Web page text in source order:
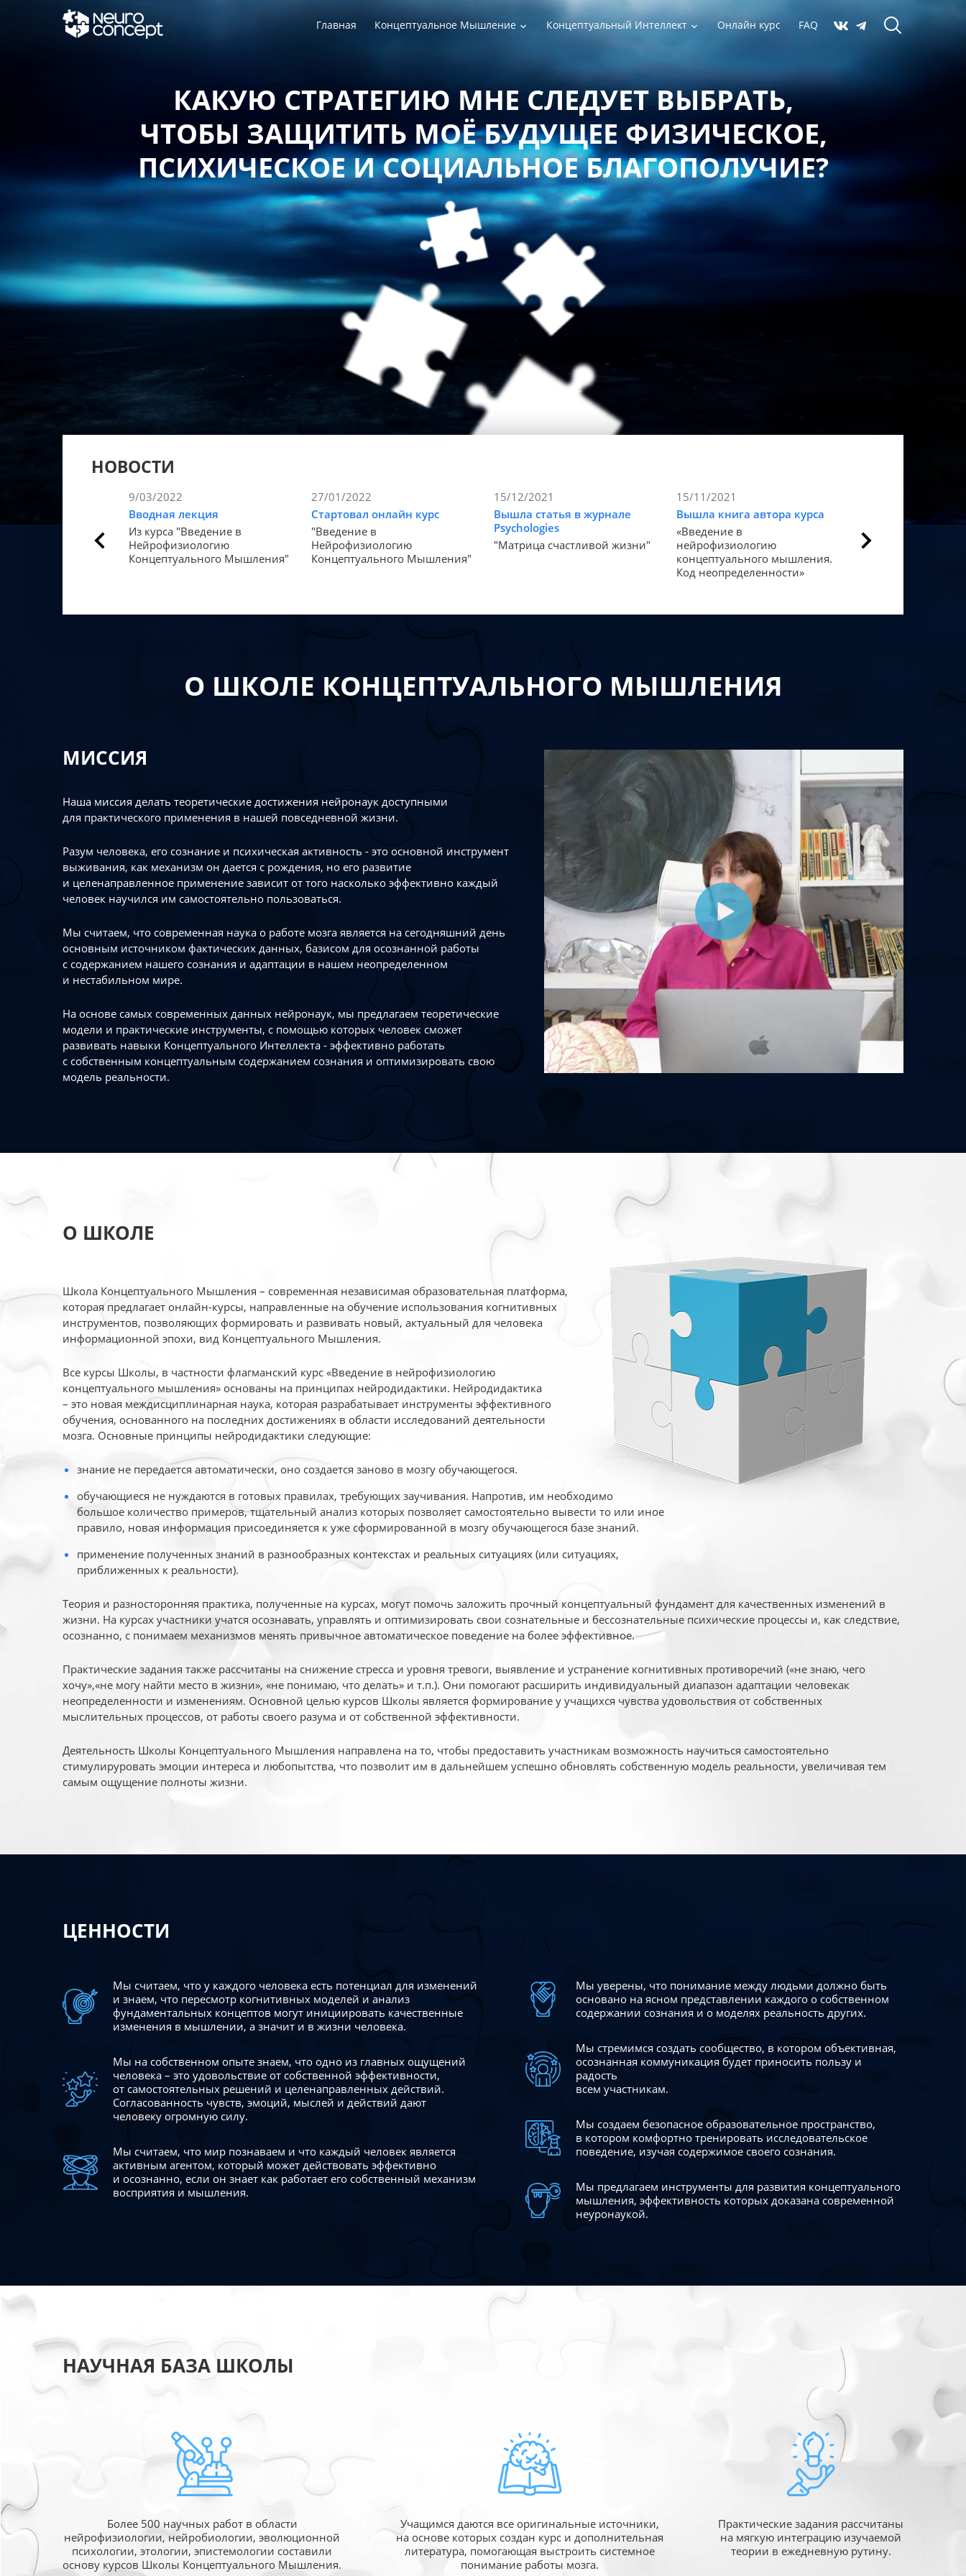
Главная Концептуальное Мышление Концептуальный Интеллект Онлайн курс FAQ
КАКУЮ СТРАТЕГИЮ МНЕ СЛЕДУЕТ ВЫБРАТЬ,
ЧТОБЫ ЗАЩИТИТЬ МОЁ БУДУЩЕЕ ФИЗИЧЕСКОЕ,
ПСИХИЧЕСКОЕ И СОЦИАЛЬНОЕ БЛАГОПОЛУЧИЕ?
НОВОСТИ
9/03/2022
Вводная лекция
Из курса "Введение в
Нейрофизиологию
Концептуального Мышления"
27/01/2022
Стартовал онлайн курс
"Введение в
Нейрофизиологию
Концептуального Мышления"
15/12/2021
Вышла статья в журнале
Psychologies
"Матрица счастливой жизни"
15/11/2021
Вышла книга автора курса
«Введение в
нейрофизиологию
концептуального мышления.
Код неопределенности»
Статья в Forbes
Как мозг
«счастье».
О ШКОЛЕ КОНЦЕПТУАЛЬНОГО МЫШЛЕНИЯ
МИССИЯ
Наша миссия делать теоретические достижения нейронаук доступными
для практического применения в нашей повседневной жизни.
Разум человека, его сознание и психическая активность - это основной инструмент
выживания, как механизм он дается с рождения, но его развитие
и целенаправленное применение зависит от того насколько эффективно каждый
человек научился им самостоятельно пользоваться.
Мы считаем, что современная наука о работе мозга является на сегодняшний день
основным источником фактических данных, базисом для осознанной работы
с содержанием нашего сознания и адаптации в нашем неопределенном
и нестабильном мире.
На основе самых современных данных нейронаук, мы предлагаем теоретические
модели и практические инструменты, с помощью которых человек сможет
развивать навыки Концептуального Интеллекта - эффективно работать
с собственным концептуальным содержанием сознания и оптимизировать свою
модель реальности.
О ШКОЛЕ
Школа Концептуального Мышления – современная независимая образовательная платформа,
которая предлагает онлайн-курсы, направленные на обучение использования когнитивных
инструментов, позволяющих формировать и развивать новый, актуальный для человека
информационной эпохи, вид Концептуального Мышления.
Все курсы Школы, в частности флагманский курс «Введение в нейрофизиологию
концептуального мышления» основаны на принципах нейродидактики. Нейродидактика
– это новая междисциплинарная наука, которая разрабатывает инструменты эффективного
обучения, основанного на последних достижениях в области исследований деятельности
мозга. Основные принципы нейродидактики следующие:
знание не передается автоматически, оно создается заново в мозгу обучающегося.
обучающиеся не нуждаются в готовых правилах, требующих заучивания. Напротив, им необходимо
большое количество примеров, тщательный анализ которых позволяет самостоятельно вывести то или иное
правило, новая информация присоединяется к уже сформированной в мозгу обучающегося базе знаний.
применение полученных знаний в разнообразных контекстах и реальных ситуациях (или ситуациях,
приближенных к реальности).
Теория и разносторонняя практика, полученные на курсах, могут помочь заложить прочный концептуальный фундамент для качественных изменений в
жизни. На курсах участники учатся осознавать, управлять и оптимизировать свои сознательные и бессознательные психические процессы и, как следствие,
осознанно, с понимаем механизмов менять привычное автоматическое поведение на более эффективное.
Практические задания также рассчитаны на снижение стресса и уровня тревоги, выявление и устранение когнитивных противоречий («не знаю, чего
хочу»,«не могу найти место в жизни», «не понимаю, что делать» и т.п.). Они помогают расширить индивидуальный диапазон адаптации человекак
неопределенности и изменениям. Основной целью курсов Школы является формирование у учащихся чувства удовольствия от собственных
мыслительных процессов, от работы своего разума и от собственной эффективности.
Деятельность Школы Концептуального Мышления направлена на то, чтобы предоставить участникам возможность научиться самостоятельно
стимулируровать эмоции интереса и любопытства, что позволит им в дальнейшем успешно обновлять собственную модель реальности, увеличивая тем
самым ощущение полноты жизни.
ЦЕННОСТИ
Мы считаем, что у каждого человека есть потенциал для изменений
и знаем, что пересмотр когнитивных моделей и анализ
фундаментальных концептов могут инициировать качественные
изменения в мышлении, а значит и в жизни человека.
Мы на собственном опыте знаем, что одно из главных ощущений
человека – это удовольствие от собственной эффективности,
от самостоятельных решений и целенаправленных действий.
Согласованность чувств, эмоций, мыслей и действий дают
человеку огромную силу.
Мы считаем, что мир познаваем и что каждый человек является
активным агентом, который может действовать эффективно
и осознанно, если он знает как работает его собственный механизм
восприятия и мышления.
Мы уверены, что понимание между людьми должно быть
основано на ясном представлении каждого о собственном
содержании сознания и о моделях реальность других.
Мы стремимся создать сообщество, в котором объективная,
осознанная коммуникация будет приносить пользу и
радость
всем участникам.
Мы создаем безопасное образовательное пространство,
в котором комфортно тренировать исследовательское
поведение, изучая содержимое своего сознания.
Мы предлагаем инструменты для развития концептуального
мышления, эффективность которых доказана современной
неуронаукой.
НАУЧНАЯ БАЗА ШКОЛЫ
Более 500 научных работ в области
нейрофизиологии, нейробиологии, эволюционной
психологии, этологии, эпистемологии составили
основу курсов Школы Концептуального Мышления.
Учащимся даются все оригинальные источники,
на основе которых создан курс и дополнительная
литература, помогающая выстроить системное
понимание работы мозга.
Практические задания рассчитаны
на мягкую интеграцию изучаемой
теории в ежедневную рутину.